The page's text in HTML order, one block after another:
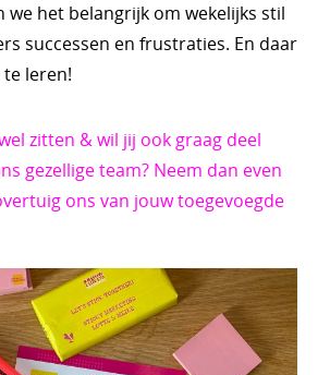
we het belangrijk om wekelijks stil
successen en frustraties. En daar
leren!
zitten & wil jij ook graag deel
gezellige team? Neem dan even
ons van jouw toegevoegde